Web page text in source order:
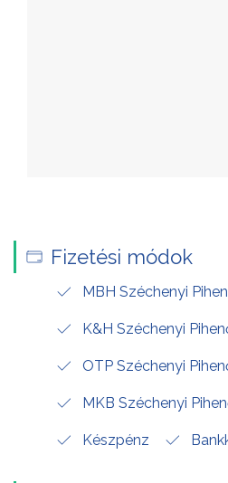
Fizetési módok
MBH Széchenyi
K&H Széchenyi
OTP Széchenyi
MKB Széchenyi
Készpénz